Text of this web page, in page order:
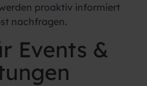
proaktiv informiert
nachfragen.
Events &